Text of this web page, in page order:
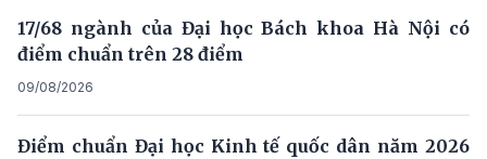
17/68 ngành của Đại học Bách khoa Hà Nội có
điểm chuẩn trên 28 điểm
09/08/2026
Điểm chuẩn Đại học Kinh tế quốc dân năm 2026